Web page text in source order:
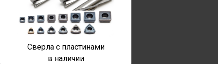
Сверла с пластинами
в наличии